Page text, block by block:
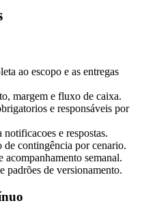
ao escopo e as entregas
margem e fluxo de caixa.
e responsáveis por
e respostas.
contingência por cenario.
acompanhamento semanal.
padrões de versionamento.